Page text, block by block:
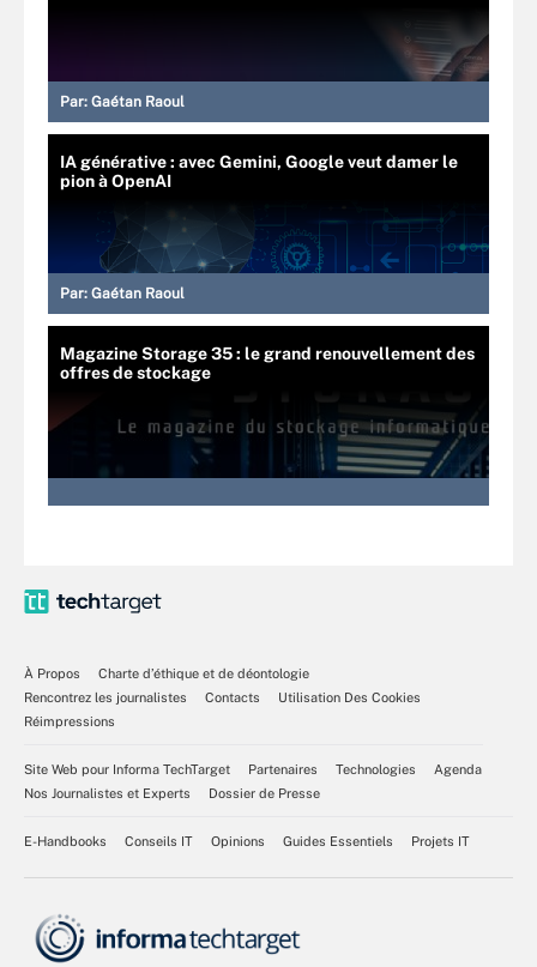
Par: Gaétan Raoul
IA générative : avec Gemini, Google veut damer le
pion à OpenAI
Par: Gaétan Raoul
Magazine Storage 35 : le grand renouvellement des
offres de stockage
À Propos
Charte d’éthique et de déontologie
Rencontrez les journalistes
Contacts
Utilisation Des Cookies
Réimpressions
Site Web pour Informa TechTarget Partenaires Technologies
Agenda
Nos Journalistes et Experts
Dossier de Presse
E-Handbooks Conseils IT Opinions Guides Essentiels Projets IT